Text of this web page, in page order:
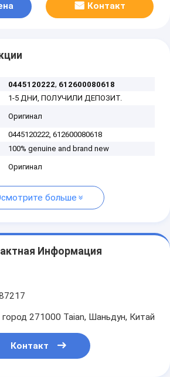
Контакт
0445120222, 612600080618
1-5 ДНИ, ПОЛУЧИЛИ ДЕПОЗИТ.
Оригинал
0445120222, 612600080618
100% genuine and brand new
Оригинал
больше
Информация
город 271000 Taian, Шаньдун, Китай
Контакт